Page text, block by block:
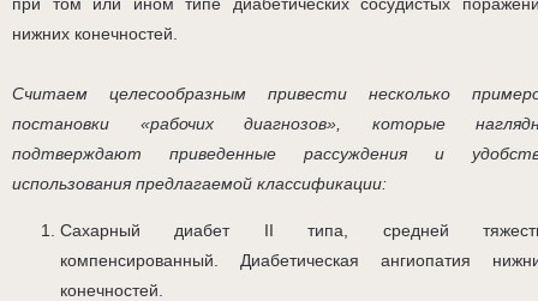
нижних конечностей.
Считаем целесообразным привести несколько
постановки «рабочих диагнозов», которые
подтверждают приведенные рассуждения и
использования предлагаемой классификации:
Сахарный диабет II типа, средней
компенсированный. Диабетическая ангиопатия
конечностей.